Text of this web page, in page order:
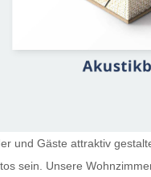
und Gäste attraktiv
sein. Unsere